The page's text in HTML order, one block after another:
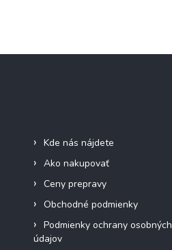
Kde nás nájdete
Ako nakupovať
Ceny prepravy
Obchodné podmienky
Podmienky ochrany osobných
údajov